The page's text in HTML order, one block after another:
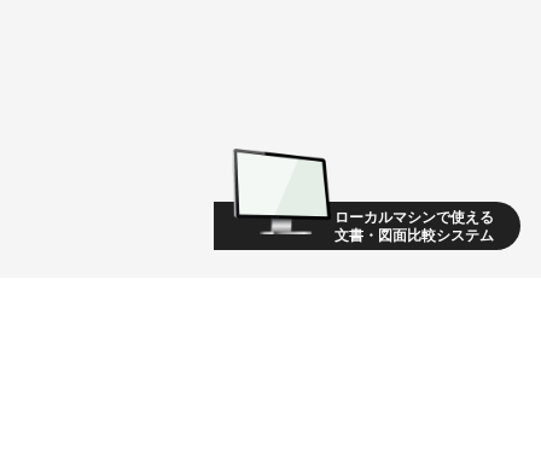
ローカルマシンで使える
文書・図面比較システム